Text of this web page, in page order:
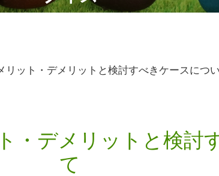
リット・デメリットと検討すべきケースにつ
・デメリットと検討
て